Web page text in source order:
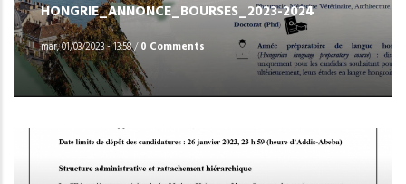
HONGRIE_ANNONCE_BOURSES_2023-2024
mar, 01/03/2023 - 13:58/0 Comments